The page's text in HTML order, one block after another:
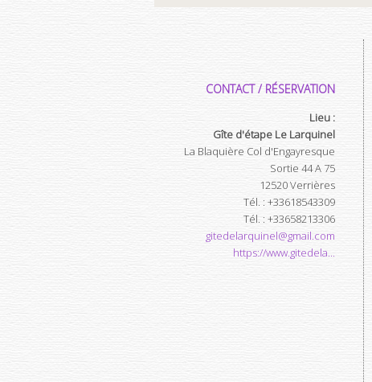
CONTACT / RÉSERVATION
Lieu :
Gîte d'étape Le Larquinel
La Blaquière Col d'Engayresque
Sortie 44 A 75
12520Verrières
Tél. : +33618543309
Tél. : +33658213306
gitedelarquinel@gmail.com
https://www.gitedela...